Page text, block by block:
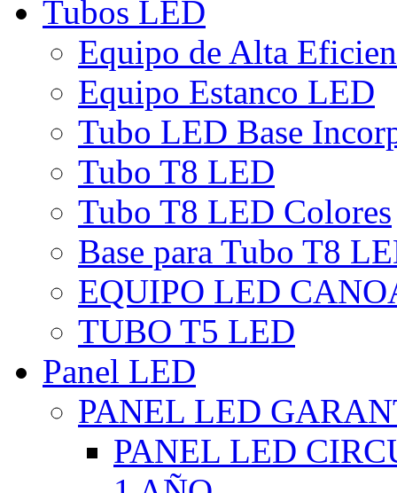
Tubos LED
Equipo de Alta
Equipo Estanco LED
Tubo LED Base
Tubo T8 LED
Tubo T8 LED Colores
Base para Tubo T8
EQUIPO LED
TUBO T5 LED
Panel LED
PANEL LED
PANEL LED